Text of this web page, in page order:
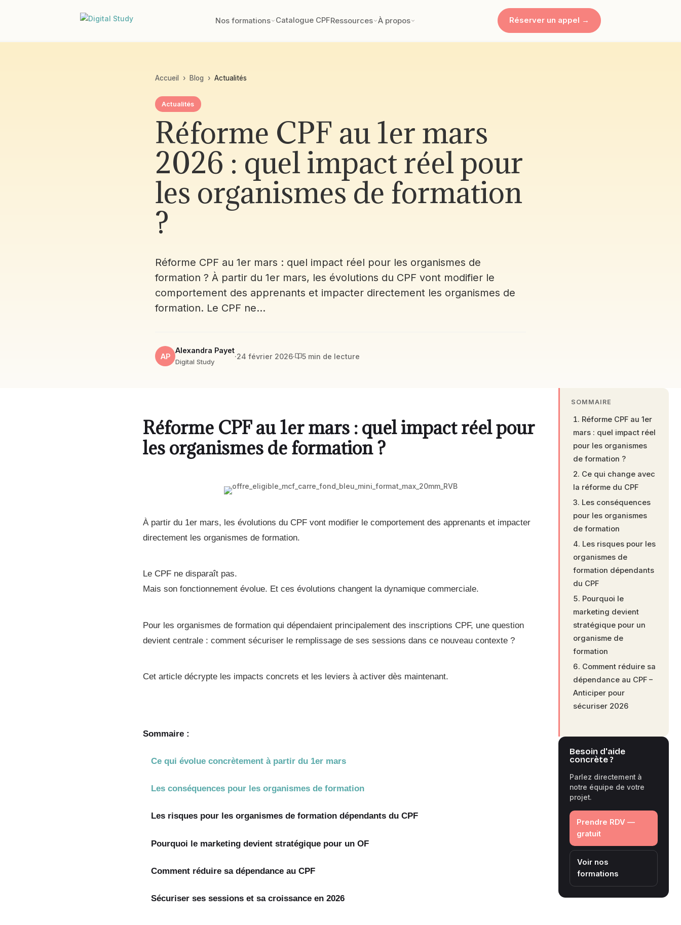
Nos formations Catalogue CPFRessources À propos Réserver un appel →
Accueil › Blog › Actualités
Actualités
Réforme CPF au 1er mars
2026 : quel impact réel pour
les organismes de formation
?
Réforme CPF au 1er mars : quel impact réel pour les organismes de
formation ? À partir du 1er mars, les évolutions du CPF vont modifier le
comportement des apprenants et impacter directement les organismes de
formation. Le CPF ne…
AP
Alexandra Payet
Digital Study
·24 février 2026· 5 min de lecture
Réforme CPF au 1er mars : quel impact réel pour
les organismes de formation ?
À partir du 1er mars, les évolutions du CPF vont modifier le comportement des apprenants et impacter
directement les organismes de formation.
Le CPF ne disparaît pas.
Mais son fonctionnement évolue. Et ces évolutions changent la dynamique commerciale.
Pour les organismes de formation qui dépendaient principalement des inscriptions CPF, une question
devient centrale : comment sécuriser le remplissage de ses sessions dans ce nouveau contexte ?
Cet article décrypte les impacts concrets et les leviers à activer dès maintenant.
Sommaire :
Ce qui évolue concrètement à partir du 1er mars
Les conséquences pour les organismes de formation
Les risques pour les organismes de formation dépendants du CPF
Pourquoi le marketing devient stratégique pour un OF
Comment réduire sa dépendance au CPF
Sécuriser ses sessions et sa croissance en 2026
SOMMAIRE
Réforme CPF au 1er
mars : quel impact réel
pour les organismes
de formation ?
Ce qui change avec
la réforme du CPF
Les conséquences
pour les organismes
de formation
Les risques pour les
organismes de
formation dépendants
du CPF
Pourquoi le
marketing devient
stratégique pour un
organisme de
formation
Comment réduire sa
dépendance au CPF –
Anticiper pour
sécuriser 2026
Besoin d'aide
concrète ?
Parlez directement à
notre équipe de votre
projet.
Prendre RDV —
gratuit
Voir nos
formations